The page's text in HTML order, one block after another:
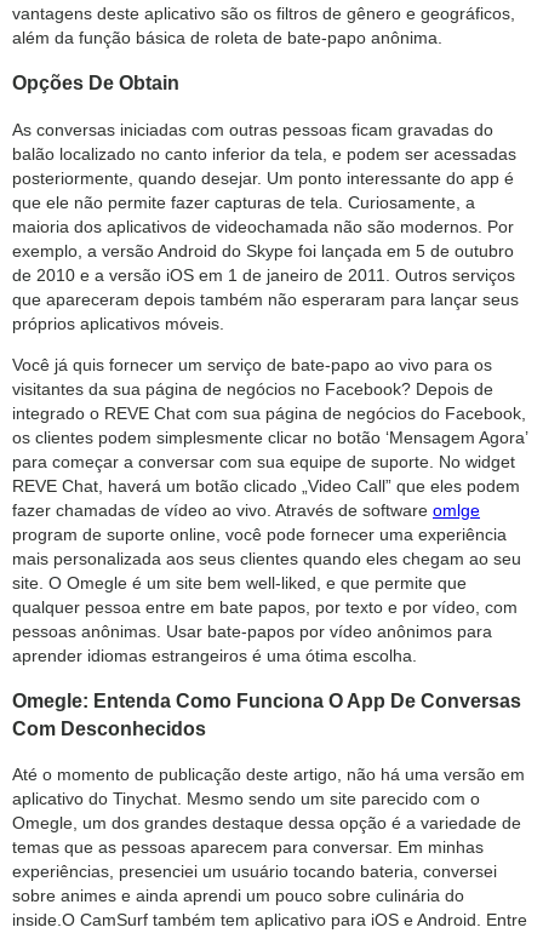
vantagens deste aplicativo são os filtros de gênero e geográficos,
além da função básica de roleta de bate-papo anônima.
Opções De Obtain
As conversas iniciadas com outras pessoas ficam gravadas do
balão localizado no canto inferior da tela, e podem ser acessadas
posteriormente, quando desejar. Um ponto interessante do app é
que ele não permite fazer capturas de tela. Curiosamente, a
maioria dos aplicativos de videochamada não são modernos. Por
exemplo, a versão Android do Skype foi lançada em 5 de outubro
de 2010 e a versão iOS em 1 de janeiro de 2011. Outros serviços
que apareceram depois também não esperaram para lançar seus
próprios aplicativos móveis.
Você já quis fornecer um serviço de bate-papo ao vivo para os
visitantes da sua página de negócios no Facebook? Depois de
integrado o REVE Chat com sua página de negócios do Facebook,
os clientes podem simplesmente clicar no botão ‘Mensagem Agora’
para começar a conversar com sua equipe de suporte. No widget
REVE Chat, haverá um botão clicado „Video Call” que eles podem
fazer chamadas de vídeo ao vivo. Através de software omlge
program de suporte online, você pode fornecer uma experiência
mais personalizada aos seus clientes quando eles chegam ao seu
site. O Omegle é um site bem well-liked, e que permite que
qualquer pessoa entre em bate papos, por texto e por vídeo, com
pessoas anônimas. Usar bate-papos por vídeo anônimos para
aprender idiomas estrangeiros é uma ótima escolha.
Omegle: Entenda Como Funciona O App De Conversas
Com Desconhecidos
Até o momento de publicação deste artigo, não há uma versão em
aplicativo do Tinychat. Mesmo sendo um site parecido com o
Omegle, um dos grandes destaque dessa opção é a variedade de
temas que as pessoas aparecem para conversar. Em minhas
experiências, presenciei um usuário tocando bateria, conversei
sobre animes e ainda aprendi um pouco sobre culinária do
inside.O CamSurf também tem aplicativo para iOS e Android. Entre